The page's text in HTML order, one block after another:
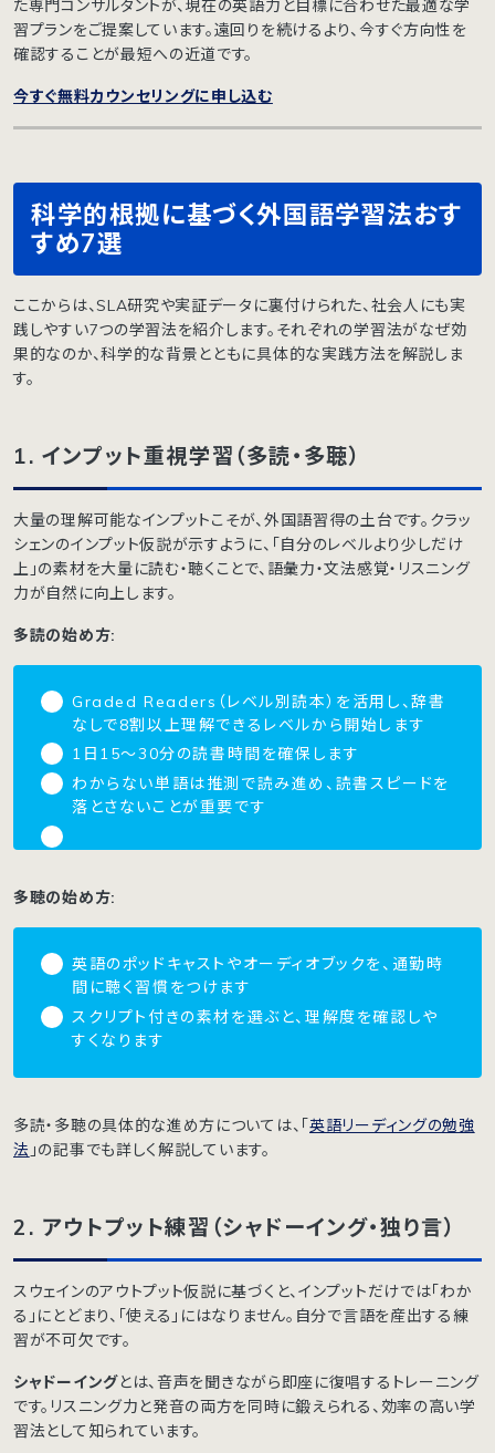
た専門コンサルタントが、現在の英語力と目標に合わせた最適な学
習プランをご提案しています。遠回りを続けるより、今すぐ方向性を
確認することが最短への近道です。
今すぐ無料カウンセリングに申し込む
科学的根拠に基づく外国語学習法おす
すめ7選
ここからは、SLA研究や実証データに裏付けられた、社会人にも実
践しやすい7つの学習法を紹介します。それぞれの学習法がなぜ効
果的なのか、科学的な背景とともに具体的な実践方法を解説しま
す。
1. インプット重視学習（多読・多聴）
大量の理解可能なインプットこそが、外国語習得の土台です。クラッ
シェンのインプット仮説が示すように、「自分のレベルより少しだけ
上」の素材を大量に読む・聴くことで、語彙力・文法感覚・リスニング
力が自然に向上します。
多読の始め方:
Graded Readers（レベル別読本）を活用し、辞書
なしで8割以上理解できるレベルから開始します
1日15〜30分の読書時間を確保します
わからない単語は推測で読み進め、読書スピードを
落とさないことが重要です
多聴の始め方:
英語のポッドキャストやオーディオブックを、通勤時
間に聴く習慣をつけます
スクリプト付きの素材を選ぶと、理解度を確認しや
すくなります
多読・多聴の具体的な進め方については、「英語リーディングの勉強
法 」の記事でも詳しく解説しています。
2. アウトプット練習（シャドーイング・独り言）
スウェインのアウトプット仮説に基づくと、インプットだけでは「わか
る」にとどまり、「使える」にはなりません。自分で言語を産出する練
習が不可欠です。
シャドーイングとは、音声を聞きながら即座に復唱するトレーニング
です。リスニング力と発音の両方を同時に鍛えられる、効率の高い学
習法として知られています。